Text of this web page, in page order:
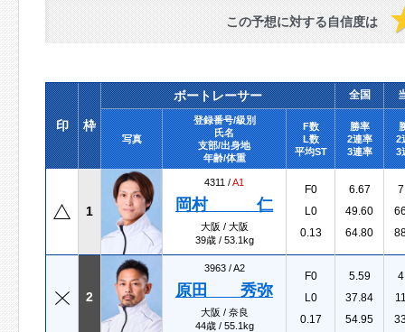
この予想に対する自信度は
印 枠
ボートレーサー 全国
写真
登録番号/級別
氏名
支部/出身地
年齢/体重
F数
L数
平均ST
勝率
2連率
3連率
2
3
1
4311 /A1
岡村 仁
大阪 / 大阪
39歳 / 53.1kg
F0
L0
0.13
6.67
49.60
64.80
2
3963 /A2
原田 秀弥
大阪 / 奈良
44歳 / 55.1kg
F0
L0
0.17
5.59
37.84
54.95